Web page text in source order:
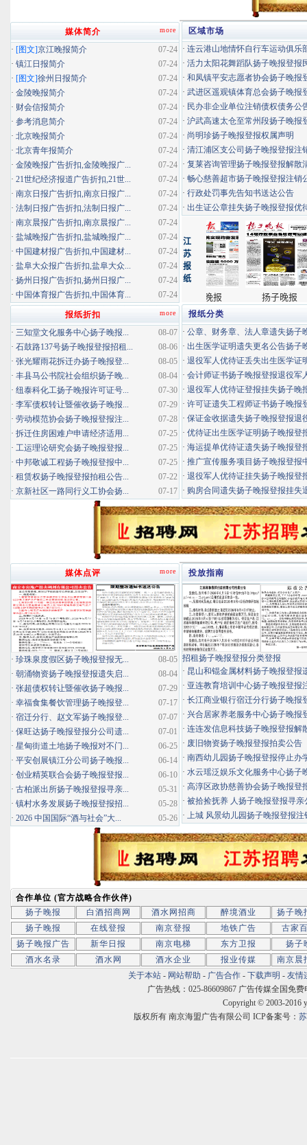
区域市场
· 连云港山地情怀自行车运动俱乐
· 活力太阳花舞蹈队扬子晚报登报
· 和凤镇平安志愿者协会扬子晚报
· 武进区遥观镇体育总会扬子晚报
· 民办非企业单位注销债权债务公
· 沪武高速太仓至常州段扬子晚报
· 尚明珍扬子晚报登报权属声明
· 清江浦区支公司扬子晚报登报注
· 复莱咨询管理扬子晚报登报解散
· 畅心慈善超市扬子晚报登报注销
· 行政处罚事先告知书送达公告
· 出生证公章挂失扬子晚报登报优
报纸分类
· 公章、财务章、法人章遗失扬子
· 出生医学证明遗失更名公告扬子
· 退役军人优待证丢失出生医学证
· 会计师证书扬子晚报登报退役军
· 退役军人优待证登报挂失扬子晚
· 许可证遗失工程师证书扬子晚报
· 保证金收据遗失扬子晚报登报退
· 优待证出生医学证明扬子晚报登
· 海运提单优待证遗失扬子晚报登
· 推广宣传服务项目扬子晚报登报
· 退役军人优待证挂失扬子晚报登
· 购房合同遗失扬子晚报登报挂失
more
媒体简介
07-24
· [图文]京江晚报简介
07-24
· 镇江日报简介
07-24
· [图文]徐州日报简介
07-24
· 金陵晚报简介
07-24
· 财会信报简介
07-24
· 参考消息简介
07-24
· 北京晚报简介
07-24
· 北京青年报简介
07-24
· 金陵晚报广告折扣,金陵晚报广...
07-24
· 21世纪经济报道广告折扣,21世...
07-24
· 南京日报广告折扣,南京日报广...
07-24
· 法制日报广告折扣,法制日报广...
07-24
· 南京晨报广告折扣,南京晨报广...
07-24
· 盐城晚报广告折扣,盐城晚报广...
07-24
· 中国建材报广告折扣,中国建材...
07-24
· 盐阜大众报广告折扣,盐阜大众...
07-24
· 扬州日报广告折扣,扬州日报广...
07-24
· 中国体育报广告折扣,中国体育...
more
报纸折扣
08-07
· 三知堂文化服务中心扬子晚报...
08-06
· 石鼓路137号扬子晚报登报招租...
08-05
· 张光耀雨花拆迁办扬子晚报登...
08-04
· 丰县马公书院社会组织扬子晚...
07-30
· 纽泰科化工扬子晚报许可证号...
07-29
· 李军债权转让暨催收扬子晚报...
07-28
· 劳动模范协会扬子晚报登报注...
07-25
· 拆迁住房困难户申请经济适用...
07-25
· 工运理论研究会扬子晚报登报...
07-25
· 中邦敬诚工程扬子晚报登报中...
07-22
· 租赁权扬子晚报登报拍租公告...
07-17
· 京新社区一路同行义工协会扬...
投放指南
招租扬子晚报登报分类登报
· 昆山和锟金属材料扬子晚报登报
· 亚连教育培训中心扬子晚报登报
· 长江商业银行宿迁分行扬子晚报
· 兴合居家养老服务中心扬子晚报
· 连连发信息科技扬子晚报登报解
· 废旧物资扬子晚报登报拍卖公告
· 南西幼儿园扬子晚报登报停止办
· 水云瑶泛娱乐文化服务中心扬子
· 高淳区政协慈善协会扬子晚报登
· 被拾捡抚养 人扬子晚报登报寻亲
· 上城 风景幼儿园扬子晚报登报注
more
媒体点评
08-05
· 珍珠泉度假区扬子晚报登报无...
08-04
· 朝涌物资扬子晚报登报遗失启...
07-29
· 张超债权转让暨催收扬子晚报...
07-17
· 幸福食集餐饮管理扬子晚报登...
07-07
· 宿迁分行、赵文军扬子晚报登...
07-01
· 保旺达扬子晚报登报分公司遗...
06-25
· 星甸街道土地扬子晚报对不门...
06-14
· 平安创展镇江分公司扬子晚报...
06-10
· 创业精英联合会扬子晚报登报...
05-31
· 古柏派出所扬子晚报登报寻亲...
05-28
· 镇村水务发展扬子晚报登报招...
05-26
· 2026 中国国际“酒与社会”大...
合作单位 (官方战略合作伙伴)
扬子晚报
白酒招商网 酒水网招商 醉境酒业
扬子晚
扬子晚报
在线登报 南京登报 地铁广告
古家
扬子晚报广告
新华日报 南京电梯 东方卫报
扬子
酒水名录
酒水网 酒水企业 报业传媒
南京晨
关于本站 - 网站帮助 - 广告合作 - 下载声明 - 友情
广告热线：025-86609867 广告传媒全国免费
Copyright © 2003-2016
版权所有 南京海盟广告有限公司 ICP备案号：